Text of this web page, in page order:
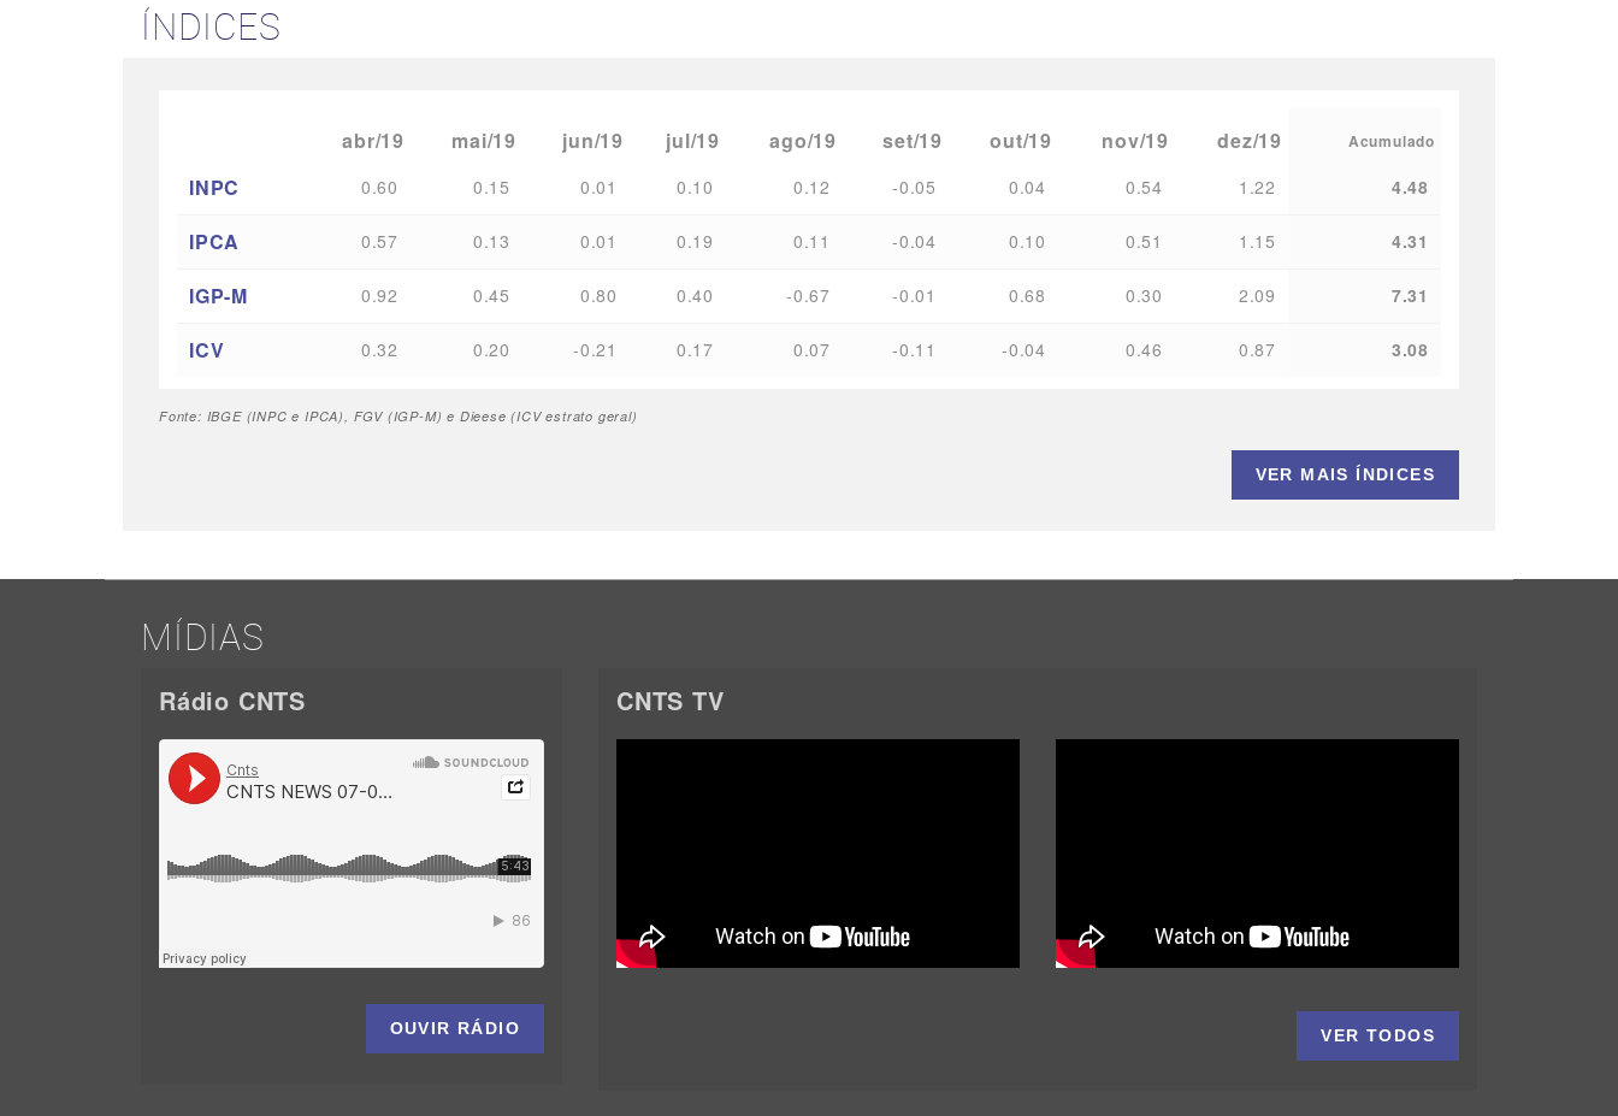
ÍNDICES
abr/19 mai/19 jun/19 jul/19 ago/19 set/19 out/19 nov/19 dez/19 Acumulado
INPC 0.60 0.15 0.01 0.10 0.12 -0.05 0.04 0.54 1.22 4.48
IPCA 0.57 0.13 0.01 0.19 0.11 -0.04 0.10 0.51 1.15 4.31
IGP-M 0.92 0.45 0.80 0.40 -0.67 -0.01 0.68 0.30 2.09 7.31
ICV 0.32 0.20 -0.21 0.17 0.07 -0.11 -0.04 0.46 0.87 3.08
Fonte: IBGE (INPC e IPCA), FGV (IGP-M) e Dieese (ICV estrato geral)
VER MAIS ÍNDICES
MÍDIAS
Rádio CNTS
OUVIR RÁDIO
CNTS TV
VER TODOS